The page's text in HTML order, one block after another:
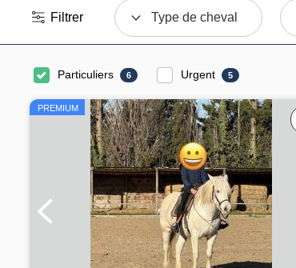
Filtrer Type de cheval
Particuliers 6 Urgent 5
PREMIUM